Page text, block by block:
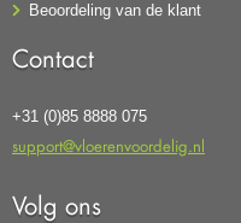
Beoordeling van de klant
Contact
+31 (0)85 8888 075
support@vloerenvoordelig.nl
Volg ons